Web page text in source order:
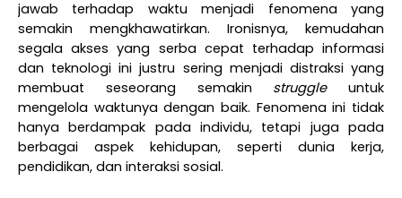
jawab terhadap waktu menjadi fenomena yang
semakin mengkhawatirkan. Ironisnya, kemudahan
segala akses yang serba cepat terhadap informasi
dan teknologi ini justru sering menjadi distraksi yang
membuat seseorang semakin struggleuntuk
mengelola waktunya dengan baik. Fenomena ini tidak
hanya berdampak pada individu, tetapi juga pada
berbagai aspek kehidupan, seperti dunia kerja,
pendidikan, dan interaksi sosial.